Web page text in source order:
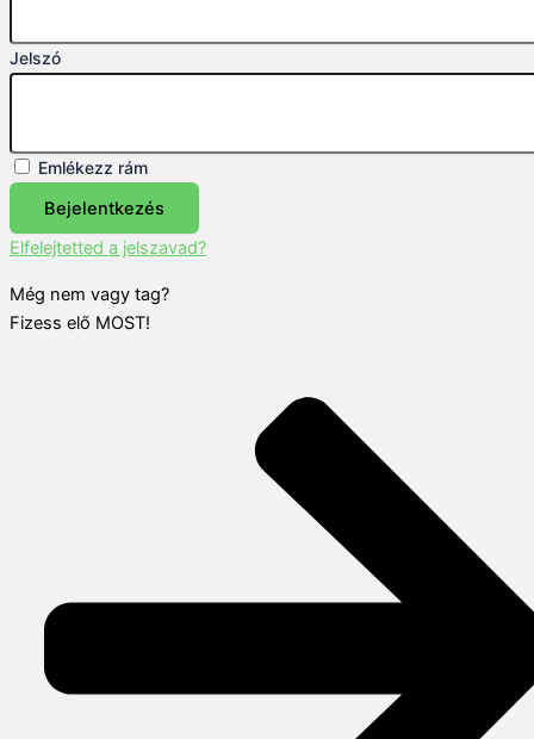
Jelszó
Emlékezz rám
Bejelentkezés
Elfelejtetted a jelszavad?
Még nem vagy tag?
Fizess elő MOST!